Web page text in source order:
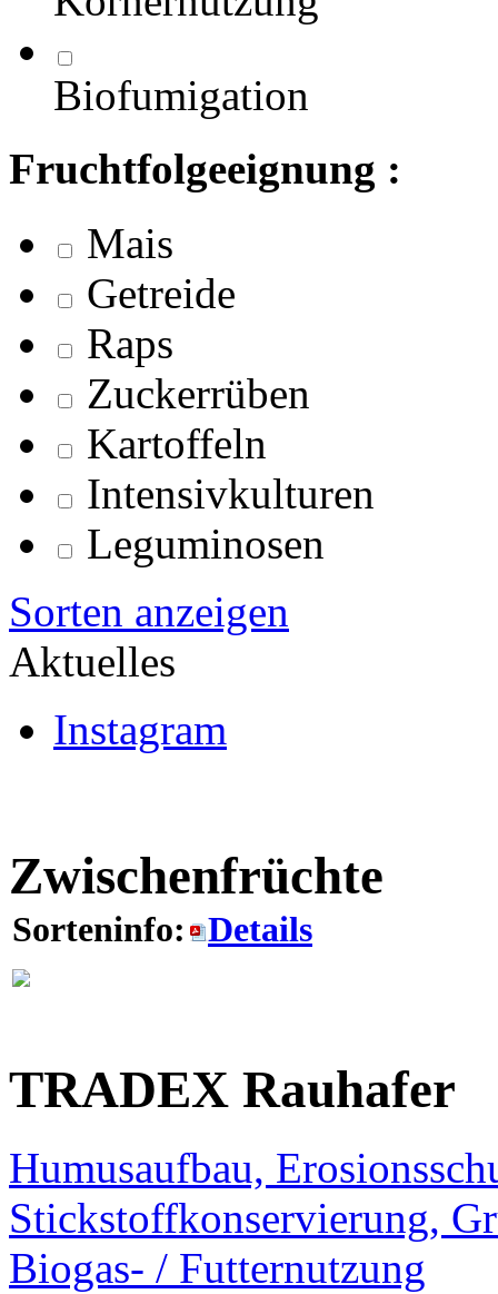
Biofumigation
Fruchtfolgeeignung :
Mais
Getreide
Raps
Zuckerrüben
Kartoffeln
Intensivkulturen
Leguminosen
Sorten anzeigen
Aktuelles
Instagram
Zwischenfrüchte
Sorteninfo: Details
TRADEX Rauhafer
Humusaufbau,
Stickstoffkonservierung,
Biogas- / Futternutzung